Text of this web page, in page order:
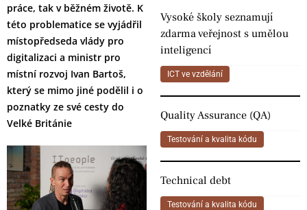
práce, tak v běžném životě. K
této problematice se vyjádřil
místopředseda vlády pro
digitalizaci a ministr pro
místní rozvoj Ivan Bartoš,
který se mimo jiné podělil i o
poznatky ze své cesty do
Velké Británie
Vysoké školy seznamují
zdarma veřejnost s umělou
inteligencí
ICT ve vzdělání
Quality Assurance (QA)
Testování a kvalita kódu
Technical debt
Testování a kvalita kódu